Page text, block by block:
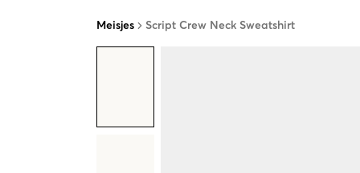
Meisjes Script Crew Neck Sweatshirt